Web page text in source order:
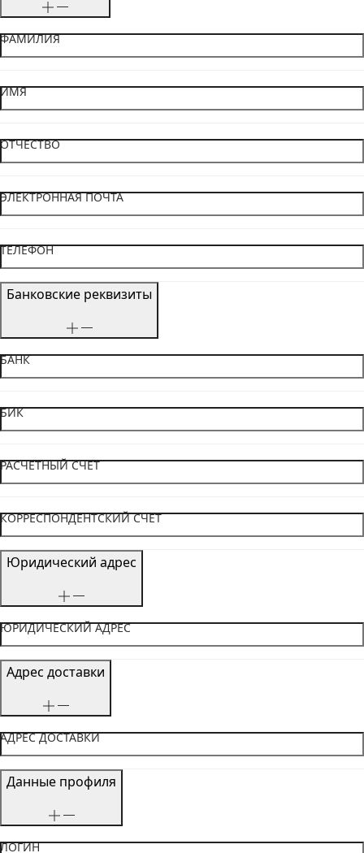
ФАМИЛИЯ
ИМЯ
ОТЧЕСТВО
ЭЛЕКТРОННАЯ ПОЧТА
ТЕЛЕФОН
Банковские реквизиты
БАНК
БИК
РАСЧЕТНЫЙ СЧЕТ
КОРРЕСПОНДЕНТСКИЙ СЧЕТ
Юридический адрес
ЮРИДИЧЕСКИЙ АДРЕС
Адрес доставки
АДРЕС ДОСТАВКИ
Данные профиля
ЛОГИН